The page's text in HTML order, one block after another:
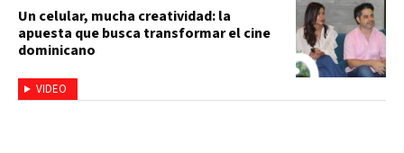
VIDEO
Un celular, mucha creatividad: la
apuesta que busca transformar el cine
dominicano